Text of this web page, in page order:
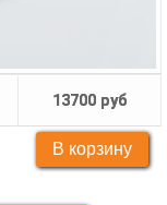
13700 руб